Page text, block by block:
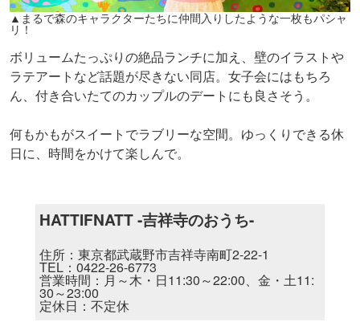
▲まるで森のキャラクターたちに仲間入りしたような一枚もパシャ
リ！
ボリュームたっぷりの絶品ランチに加え、壁のイラストや
ラテアートなど話題が尽きない同店。女子会にはもちろ
ん、付き合いたてのカップルのデートにも良さそう。
何もかもがスイートでラブリーな空間。ゆっくりできる休
日に、時間をかけて楽しんで。
HATTIFNATT -吉祥寺のおうち-
住所：東京都武蔵野市吉祥寺南町2-22-1
TEL：0422-26-6773
営業時間：月～木・日11:30～22:00、金・土11:
30～23:00
定休日：不定休